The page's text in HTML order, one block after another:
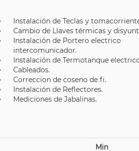
Instalación de Teclas y
Cambio de Llaves térmicas y
Instalación de Portero electrico
intercomunicador.
Instalación de Termotanque
Cableados.
Correccion de coseno de fi.
Instalación de Reflectores.
Mediciones de Jabalinas.
Min